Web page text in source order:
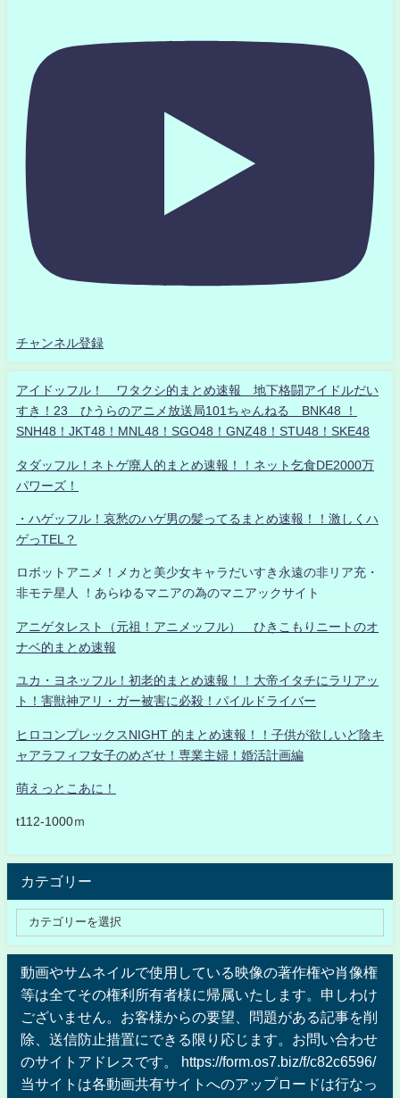
チャンネル登録
アイドッフル！ ワタクシ的まとめ速報 地下格闘アイドルだい
すき！23 ひうらのアニメ放送局101ちゃんねる BNK48 ！
SNH48！JKT48！MNL48！SGO48！GNZ48！STU48！SKE48
タダッフル！ネトゲ廃人的まとめ速報！！ネット乞食DE2000万
パワーズ！
・ハゲッフル！哀愁のハゲ男の髪ってるまとめ速報！！激しくハ
ゲっTEL？
ロボットアニメ！メカと美少女キャラだいすき永遠の非リア充・
非モテ星人 ！あらゆるマニアの為のマニアックサイト
アニゲタレスト（元祖！アニメッフル） ひきこもりニートのオ
ナベ的まとめ速報
ユカ・ヨネッフル！初老的まとめ速報！！大帝イタチにラリアッ
ト！害獣神アリ・ガー被害に必殺！パイルドライバー
ヒロコンプレックスNIGHT 的まとめ速報！！子供が欲しいど陰キ
ャアラフィフ女子のめざせ！専業主婦！婚活計画編
萌えっとこあに！
t112-1000ｍ
カテゴリー
動画やサムネイルで使用している映像の著作権や肖像権
等は全てその権利所有者様に帰属いたします。申しわけ
ございません。お客様からの要望、問題がある記事を削
除、送信防止措置にできる限り応じます。お問い合わせ
のサイトアドレスです。 https://form.os7.biz/f/c82c6596/
当サイトは各動画共有サイトへのアップロードは行なっ